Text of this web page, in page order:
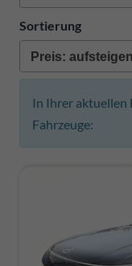
Sortierung
In Ihrer aktuellen
Fahrzeuge: